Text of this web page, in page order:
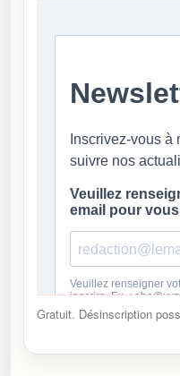
Gratuit. Désinscription